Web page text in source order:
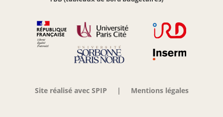
Site réalisé avec SPIP | Mentions légales